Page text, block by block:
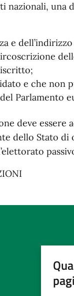
nazionali, una
e
e che non
Parlamento
deve essere
dello Stato di